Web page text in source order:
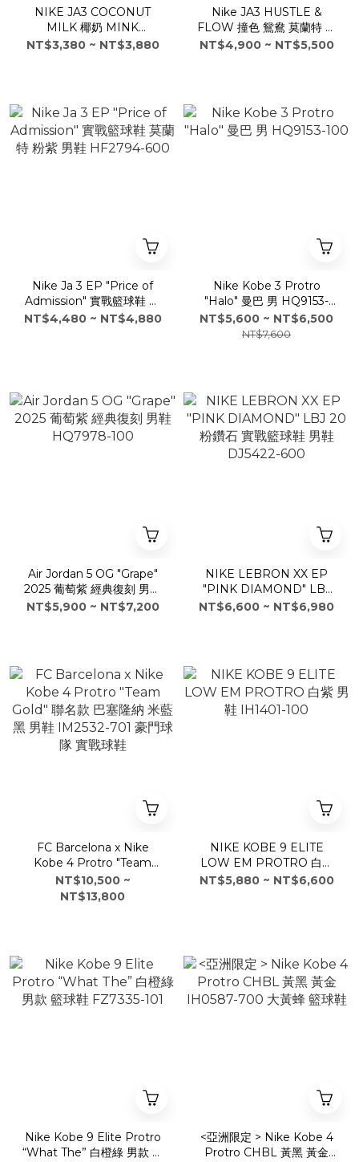
NIKE JA3 COCONUT
MILK 椰奶 MINK
BROWN 摩卡棕色
NT$3,380 ~ NT$3,880
Nike JA3 HUSTLE &
FLOW 撞色 鴛鴦 莫蘭特 籃
球鞋 HF2794-700
NT$4,900 ~ NT$5,500
Nike Ja 3 EP "Price of
Admission" 實戰籃球鞋 莫
蘭特 粉紫 男鞋 HF2794-
NT$4,480 ~ NT$4,880
Nike Kobe 3 Protro
"Halo" 曼巴 男 HQ9153-
100
NT$5,600 ~ NT$6,500
NT$7,600
Air Jordan 5 OG "Grape"
2025 葡萄紫 經典復刻 男鞋
HQ7978-100
NT$5,900 ~ NT$7,200
NIKE LEBRON XX EP
"PINK DIAMOND" LBJ
20 粉鑽石 實戰籃球鞋 男鞋
NT$6,600 ~ NT$6,980
FC Barcelona x Nike
Kobe 4 Protro "Team
Gold" 聯名款 巴塞隆納 米藍
黑 男鞋 IM2532-701 豪門球
NT$10,500 ~
NT$13,800
NIKE KOBE 9 ELITE
LOW EM PROTRO 白紫
男鞋 IH1401-100
NT$5,880 ~ NT$6,600
Nike Kobe 9 Elite Protro
“What The” 白橙綠 男款 籃
<亞洲限定 > Nike Kobe 4
Protro CHBL 黃黑 黃金